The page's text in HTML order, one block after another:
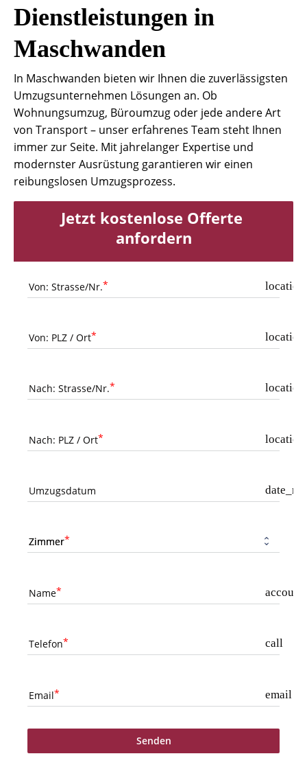
Dienstleistungen in
Maschwanden
In Maschwanden bieten wir Ihnen die zuverlässigsten
Umzugsunternehmen Lösungen an. Ob
Wohnungsumzug, Büroumzug oder jede andere Art
von Transport – unser erfahrenes Team steht Ihnen
immer zur Seite. Mit jahrelanger Expertise und
modernster Ausrüstung garantieren wir einen
reibungslosen Umzugsprozess.
Jetzt kostenlose Offerte
anfordern
Von: Strasse/Nr.
Von: PLZ / Ort
Nach: Strasse/Nr.
Nach: PLZ / Ort
Umzugsdatum
Zimmer
Name
Telefon call
Email email
Senden